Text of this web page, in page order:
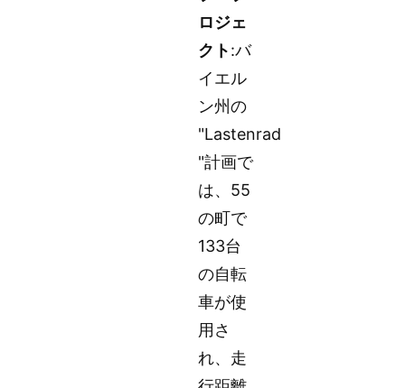
ロジェ
クト:バ
イエル
ン州の
"Lastenrad
"計画で
は、55
の町で
133台
の自転
車が使
用さ
れ、走